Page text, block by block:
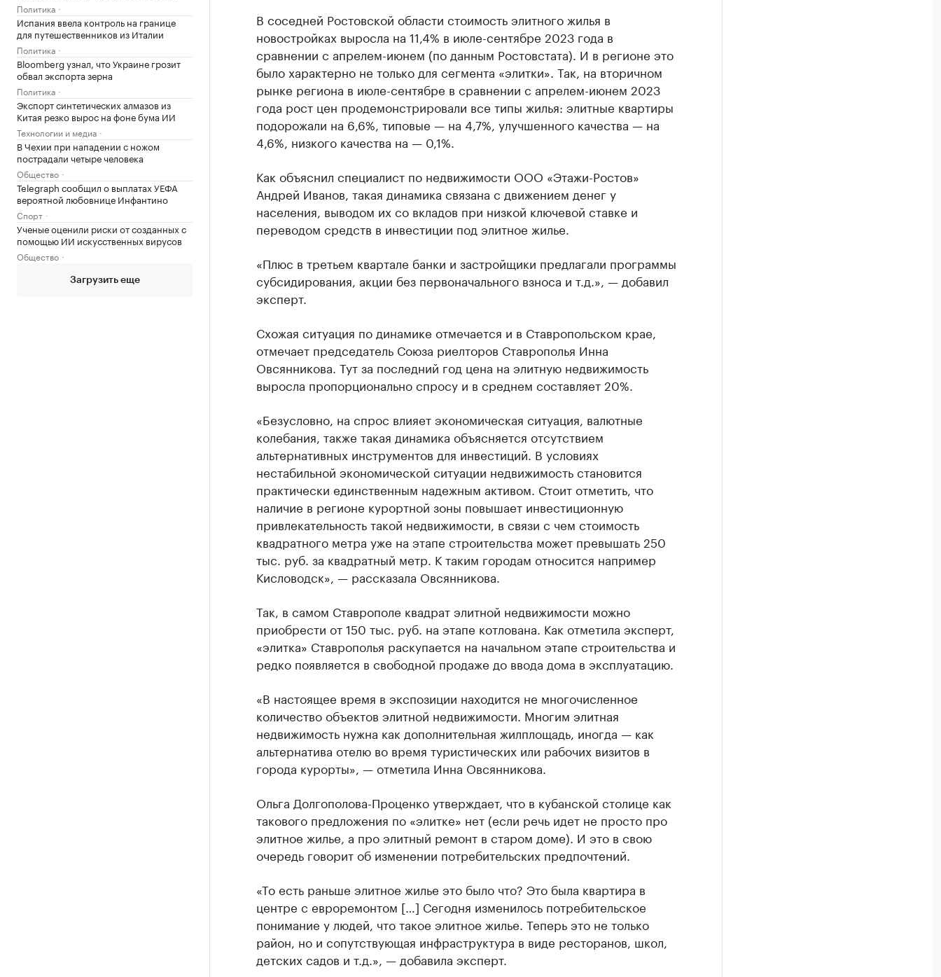
Политика
Испания ввела контроль на границе
для путешественников из Италии
Политика
Bloomberg узнал, что Украине грозит
обвал экспорта зерна
Политика
Экспорт синтетических алмазов из
Китая резко вырос на фоне бума ИИ
Технологии и медиа
В Чехии при нападении с ножом
пострадали четыре человека
Общество
Telegraph сообщил о выплатах УЕФА
вероятной любовнице Инфантино
Спорт
Ученые оценили риски от созданных с
помощью ИИ искусственных вирусов
Общество
Загрузить еще
В соседней Ростовской области стоимость элитного жилья в
новостройках выросла на 11,4% в июле-сентябре 2023 года в
сравнении с апрелем-июнем (по данным Ростовстата). И в регионе это
было характерно не только для сегмента «элитки». Так, на вторичном
рынке региона в июле-сентябре в сравнении с апрелем-июнем 2023
года рост цен продемонстрировали все типы жилья: элитные квартиры
подорожали на 6,6%, типовые — на 4,7%, улучшенного качества — на
4,6%, низкого качества на — 0,1%.
Как объяснил специалист по недвижимости ООО «Этажи-Ростов»
Андрей Иванов, такая динамика связана с движением денег у
населения, выводом их со вкладов при низкой ключевой ставке и
переводом средств в инвестиции под элитное жилье.
«Плюс в третьем квартале банки и застройщики предлагали программы
субсидирования, акции без первоначального взноса и т.д.», — добавил
эксперт.
Схожая ситуация по динамике отмечается и в Ставропольском крае,
отмечает председатель Союза риелторов Ставрополья Инна
Овсянникова. Тут за последний год цена на элитную недвижимость
выросла пропорционально спросу и в среднем составляет 20%.
«Безусловно, на спрос влияет экономическая ситуация, валютные
колебания, также такая динамика объясняется отсутствием
альтернативных инструментов для инвестиций. В условиях
нестабильной экономической ситуации недвижимость становится
практически единственным надежным активом. Стоит отметить, что
наличие в регионе курортной зоны повышает инвестиционную
привлекательность такой недвижимости, в связи с чем стоимость
квадратного метра уже на этапе строительства может превышать 250
тыс. руб. за квадратный метр. К таким городам относится например
Кисловодск», — рассказала Овсянникова.
Так, в самом Ставрополе квадрат элитной недвижимости можно
приобрести от 150 тыс. руб. на этапе котлована. Как отметила эксперт,
«элитка» Ставрополья раскупается на начальном этапе строительства и
редко появляется в свободной продаже до ввода дома в эксплуатацию.
«В настоящее время в экспозиции находится не многочисленное
количество объектов элитной недвижимости. Многим элитная
недвижимость нужна как дополнительная жилплощадь, иногда — как
альтернатива отелю во время туристических или рабочих визитов в
города курорты», — отметила Инна Овсянникова.
Ольга Долгополова-Проценко утверждает, что в кубанской столице как
такового предложения по «элитке» нет (если речь идет не просто про
элитное жилье, а про элитный ремонт в старом доме). И это в свою
очередь говорит об изменении потребительских предпочтений.
«То есть раньше элитное жилье это было что? Это была квартира в
центре с евроремонтом […] Сегодня изменилось потребительское
понимание у людей, что такое элитное жилье. Теперь это не только
район, но и сопутствующая инфраструктура в виде ресторанов, школ,
детских садов и т.д.», — добавила эксперт.